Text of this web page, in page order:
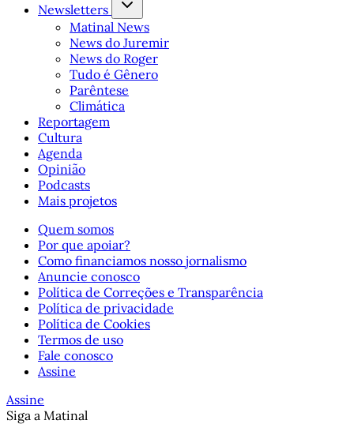
Newsletters
Matinal News
News do Juremir
News do Roger
Tudo é Gênero
Parêntese
Climática
Reportagem
Cultura
Agenda
Opinião
Podcasts
Mais projetos
Quem somos
Por que apoiar?
Como financiamos nosso jornalismo
Anuncie conosco
Política de Correções e Transparência
Política de privacidade
Política de Cookies
Termos de uso
Fale conosco
Assine
Assine
Siga a Matinal